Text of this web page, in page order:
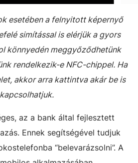
esetében a felnyitott képernyő
simítással is elérjük a gyors
könnyedén meggyőződhetünk
rendelkezik-e NFC-chippel. Ha
akkor arra kattintva akár be is
kapcsolhatjuk.
az a bank által fejlesztett
Ennek segítségével tudjuk
“belevarázsolni”. A